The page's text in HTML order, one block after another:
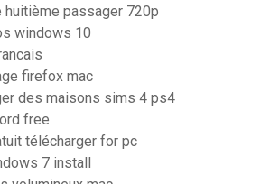
huitième passager 720p
windows 10
firefox mac
des maisons sims 4 ps4
free
télécharger for pc
7 install